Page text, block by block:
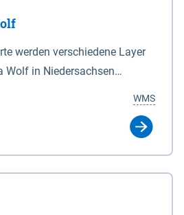
in Tidegewässern, die dem
vor erhöhten Tiden, vor allem
bestimmt sind (§2 Abs.3
durch Widmung, die
Verordnung ausspricht.
werden verschiedene Layer
Wolf in Niedersachsen
Wolfsterritorien im
WMS